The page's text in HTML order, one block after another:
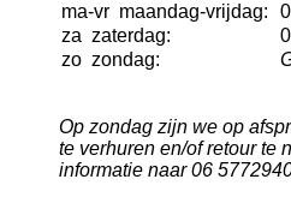
ma-vr maandag-vrijdag:
zazaterdag:
zozondag:
Op zondag zijn we op
te verhuren en/of retour te
informatie naar 06